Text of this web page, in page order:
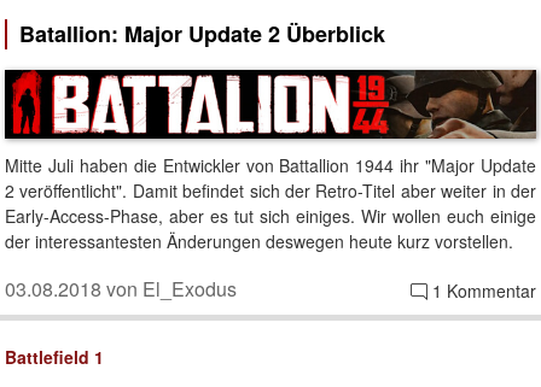
Batallion: Major Update 2 Überblick
Mitte Juli haben die Entwickler von Battallion 1944 ihr "Major Update
2 veröffentlicht". Damit befindet sich der Retro-Titel aber weiter in der
Early-Access-Phase, aber es tut sich einiges. Wir wollen euch einige
der interessantesten Änderungen deswegen heute kurz vorstellen.
1 Kommentar
03.08.2018 von El_Exodus
Battlefield 1